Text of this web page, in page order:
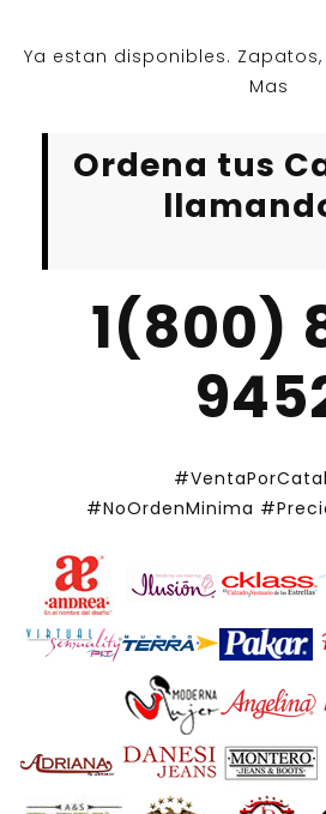
Ya estan disponibles.
Mas
Ordena tus
1(800)
#NoOrdenMinima